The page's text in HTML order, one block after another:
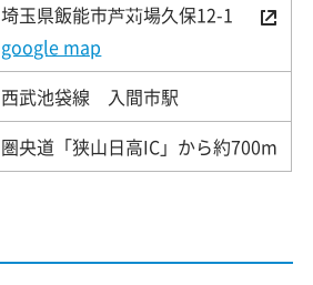
埼玉県飯能市芦苅場久保12-1
google map
西武池袋線 入間市駅
圏央道「狭山日高IC」から約700m